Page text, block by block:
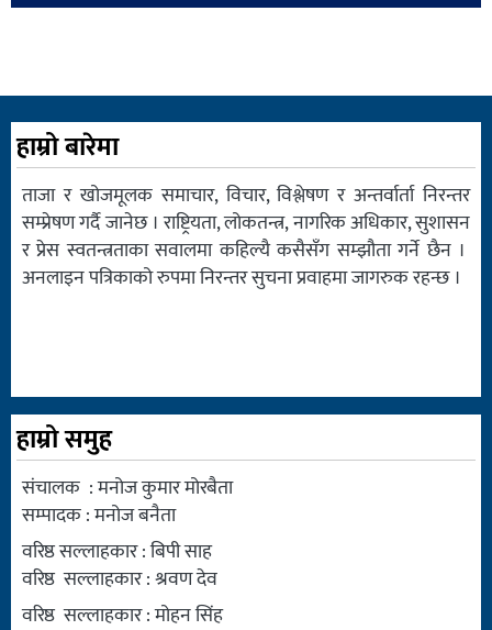
हाम्रो बारेमा
ताजा र खोजमूलक समाचार, विचार, विश्लेषण र अन्तर्वार्ता निरन्तर
सम्प्रेषण गर्दै जानेछ । राष्ट्रियता, लोकतन्त्र, नागरिक अधिकार, सुशासन
र प्रेस स्वतन्त्रताका सवालमा कहिल्यै कसैसँग सम्झौता गर्ने छैन ।
अनलाइन पत्रिकाको रुपमा निरन्तर सुचना प्रवाहमा जागरुक रहन्छ ।
हाम्रो समुह
संचालक : मनोज कुमार मोरबैता
सम्पादक : मनोज बनैता
वरिष्ठ सल्लाहकार : बिपी साह
वरिष्ठ सल्लाहकार : श्रवण देव
वरिष्ठ सल्लाहकार : मोहन सिंह